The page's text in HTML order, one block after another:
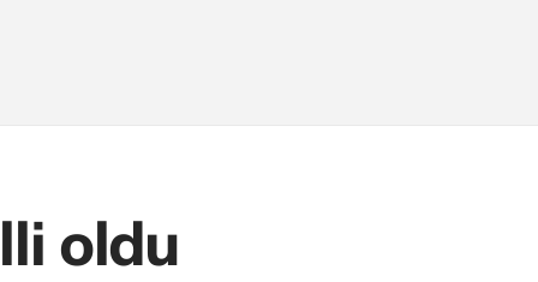
oldu